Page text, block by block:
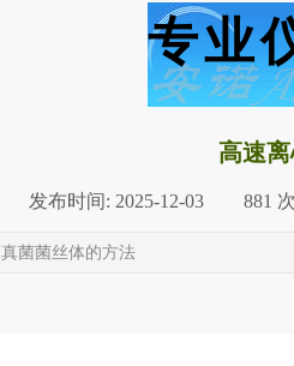
专业
高速
发布时间: 2025-12-03 881
菌菌丝体的方法